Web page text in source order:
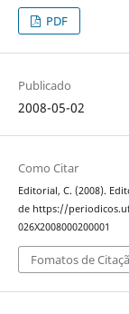
PDF
Publicado
2008-05-02
Como Citar
Editorial, C. (2008).
de https://
026X2008000200001
Fomatos de